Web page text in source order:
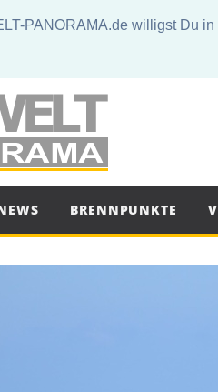
PANORAMA.de willigst Du
BRENNPUNKTE